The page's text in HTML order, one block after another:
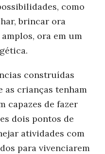
como
brincar ora
ora em um
construídas
as crianças tenham
capazes de fazer
dois pontos de
atividades com
para vivenciarem